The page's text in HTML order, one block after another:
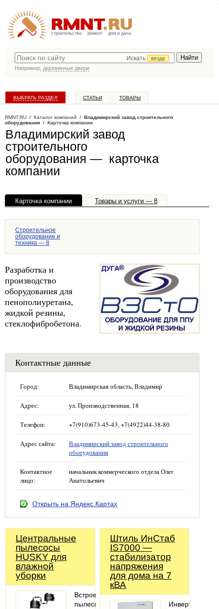
строительство ремонт дом и дача
Искать
везде
Например, деревянные двери
ВЫБРАТЬ РАЗДЕЛ СТАТЬИ ТОВАРЫ
RMNT.RU / Каталог компаний / Владимирский завод строительного
оборудования / Карточка компании
Владимирский завод
строительного
оборудования — карточка
компании
Карточка компании
Товары и услуги — 8
Строительное
оборудование и
техника — 8
Разработка и
производство
оборудования для
пенополиуретана,
жидкой резины,
стеклофибробетона.
Контактные данные
Город: Владимирская область, Владимир
Адрес: ул. Производственная, 18
Телефон: +7(910)673-45-43, +7(4922)44-38-80
Адрес сайта:
Владимирский завод строительного
оборудования
Контактное
лицо:
начальник коммерческого отдела Олег
Анатольевич
Открыть на Яндекс.Картах
Центральные
пылесосы
HUSKY для
влажной
уборки
Встроенные
пылесосы
Штиль ИнСтаб
IS7000 —
стабилизатор
напряжения
для дома на 7
кВА
Инвертоный